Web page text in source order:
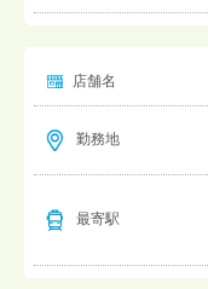
店舗名
勤務地
最寄駅